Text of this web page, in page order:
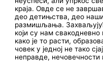
краја. Овде се не
део детињства, део
размишљања.
који су нам
како је то расти,
човек у једној не тако
неправде, нечовечности